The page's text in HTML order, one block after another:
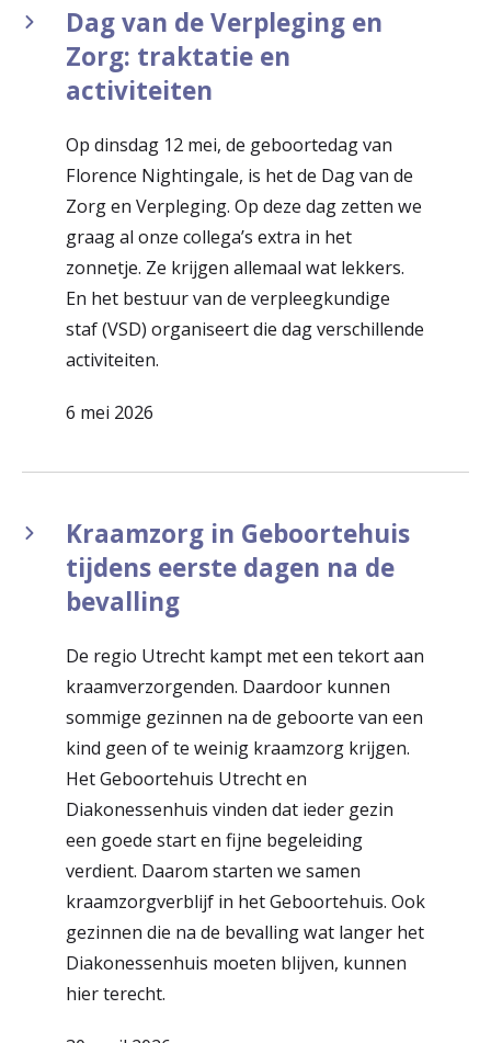
Dag van de Verpleging en
Zorg: traktatie en
activiteiten
Op dinsdag 12 mei, de geboortedag van
Florence Nightingale, is het de Dag van de
Zorg en Verpleging. Op deze dag zetten we
graag al onze collega’s extra in het
zonnetje. Ze krijgen allemaal wat lekkers.
En het bestuur van de verpleegkundige
staf (VSD) organiseert die dag verschillende
activiteiten.
6 mei 2026
Kraamzorg in Geboortehuis
tijdens eerste dagen na de
bevalling
De regio Utrecht kampt met een tekort aan
kraamverzorgenden. Daardoor kunnen
sommige gezinnen na de geboorte van een
kind geen of te weinig kraamzorg krijgen.
Het Geboortehuis Utrecht en
Diakonessenhuis vinden dat ieder gezin
een goede start en fijne begeleiding
verdient. Daarom starten we samen
kraamzorgverblijf in het Geboortehuis. Ook
gezinnen die na de bevalling wat langer het
Diakonessenhuis moeten blijven, kunnen
hier terecht.